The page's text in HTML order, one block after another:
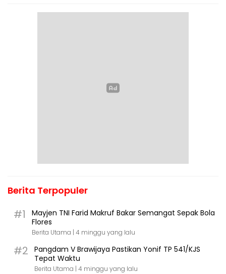
Berita Terpopuler
#1
Mayjen TNI Farid Makruf Bakar Semangat Sepak Bola
Flores
Berita Utama | 4 minggu yang lalu
#2
Pangdam V Brawijaya Pastikan Yonif TP 541/KJS
Tepat Waktu
Berita Utama | 4 minggu yang lalu